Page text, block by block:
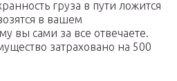
груза в пути ложится
в вашем
вы сами за все отвечаете.
затраховано на 500